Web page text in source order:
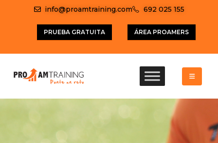
info@proamtraining.com 692 025 155
PRUEBA GRATUITA ÁREA PROAMERS